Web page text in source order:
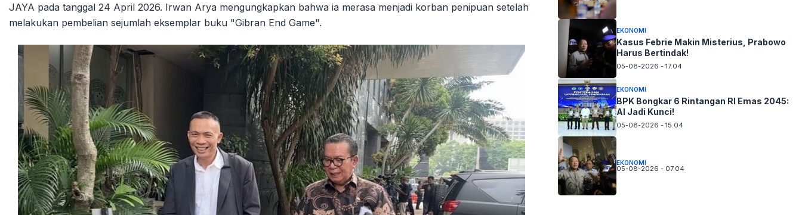
JAYA pada tanggal 24 April 2026. Irwan Arya mengungkapkan bahwa ia merasa menjadi korban penipuan setelah
melakukan pembelian sejumlah eksemplar buku "Gibran End Game".
EKONOMI
Kasus Febrie Makin Misterius, Prabowo
Harus Bertindak!
05-08-2026 - 17.04
EKONOMI
BPK Bongkar 6 Rintangan RI Emas 2045:
AI Jadi Kunci!
05-08-2026 - 15.04
EKONOMI
05-08-2026 - 07.04